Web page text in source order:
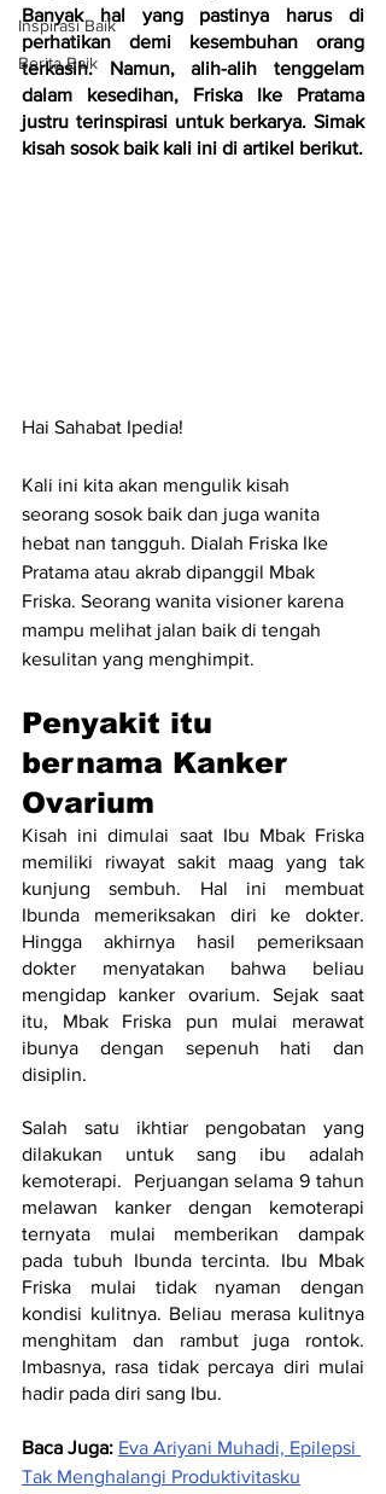
Inspirasi Baik
Berita Baik
Banyak hal yang pastinya harus di
perhatikan demi kesembuhan orang
terkasih. Namun, alih-alih tenggelam
dalam kesedihan, Friska Ike Pratama
justru terinspirasi untuk berkarya. Simak
kisah sosok baik kali ini di artikel berikut.
Hai Sahabat Ipedia!
Kali ini kita akan mengulik kisah
seorang sosok baik dan juga wanita
hebat nan tangguh. Dialah Friska Ike
Pratama atau akrab dipanggil Mbak
Friska. Seorang wanita visioner karena
mampu melihat jalan baik di tengah
kesulitan yang menghimpit.
Penyakit itu
bernama Kanker
Ovarium
Kisah ini dimulai saat Ibu Mbak Friska
memiliki riwayat sakit maag yang tak
kunjung sembuh. Hal ini membuat
Ibunda memeriksakan diri ke dokter.
Hingga akhirnya hasil pemeriksaan
dokter menyatakan bahwa beliau
mengidap kanker ovarium. Sejak saat
itu, Mbak Friska pun mulai merawat
ibunya dengan sepenuh hati dan
disiplin.
Salah satu ikhtiar pengobatan yang
dilakukan untuk sang ibu adalah
kemoterapi.  Perjuangan selama 9 tahun
melawan kanker dengan kemoterapi
ternyata mulai memberikan dampak
pada tubuh Ibunda tercinta. Ibu Mbak
Friska mulai tidak nyaman dengan
kondisi kulitnya. Beliau merasa kulitnya
menghitam dan rambut juga rontok.
Imbasnya, rasa tidak percaya diri mulai
hadir pada diri sang Ibu.
Baca Juga: Eva Ariyani Muhadi, Epilepsi
Tak Menghalangi Produktivitasku